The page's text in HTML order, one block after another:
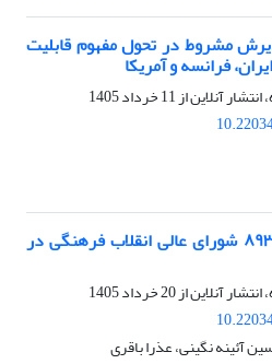
مشروط در تحول مفهوم قابلیت
فرانسه و آمریکا
آنلاین از11 خرداد 1405
نقد و واکاوی جایگاه مصوبه ۸۹۳ شورای عالی انقلاب فرهنگی در
آنلاین از20 خرداد 1405
آئینه نگینی، عذرا باقری